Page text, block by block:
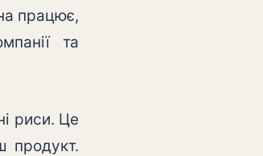
працює,
та
риси. Це
продукт.